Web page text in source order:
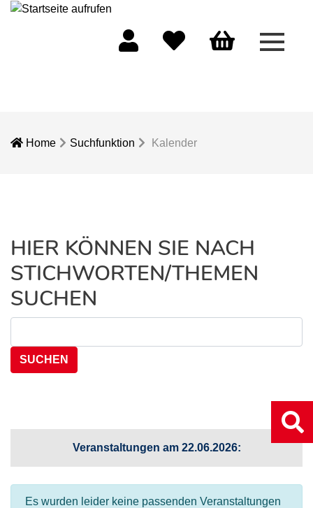
Menü
Home Suchfunktion Kalender
HIER KÖNNEN SIE NACH
STICHWORTEN/THEMEN
SUCHEN
Veranstaltungen am 22.06.2026:
Es wurden leider keine passenden Veranstaltungen